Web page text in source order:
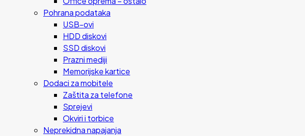
Pohrana podataka
USB-ovi
HDD diskovi
SSD diskovi
Prazni mediji
Memorijske kartice
Dodaci za mobitele
Zaštita za telefone
Sprejevi
Okviri i torbice
Neprekidna napajanja